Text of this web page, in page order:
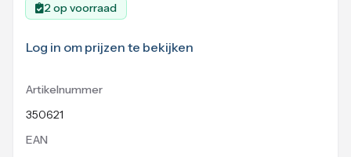
2 op voorraad
Log in om prijzen te bekijken
Artikelnummer
350621
EAN